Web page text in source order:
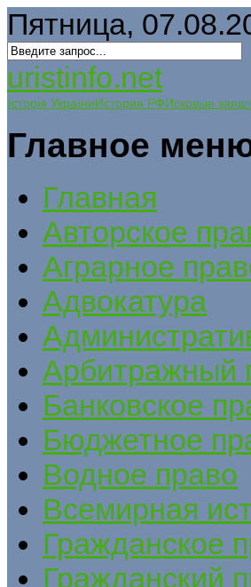
Пятница,
uristinfo.net
Історія УкраїниИстория РФИсковые
Главное
Главная
Авторское
Аграрное
Адвокатура
Арбитражный
Банковское
Бюджетное
Водное право
Всемирная
Гражданское
Гражданский